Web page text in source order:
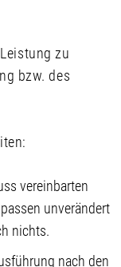
zu
bzw. des
vereinbarten
unverändert
nichts.
nach den